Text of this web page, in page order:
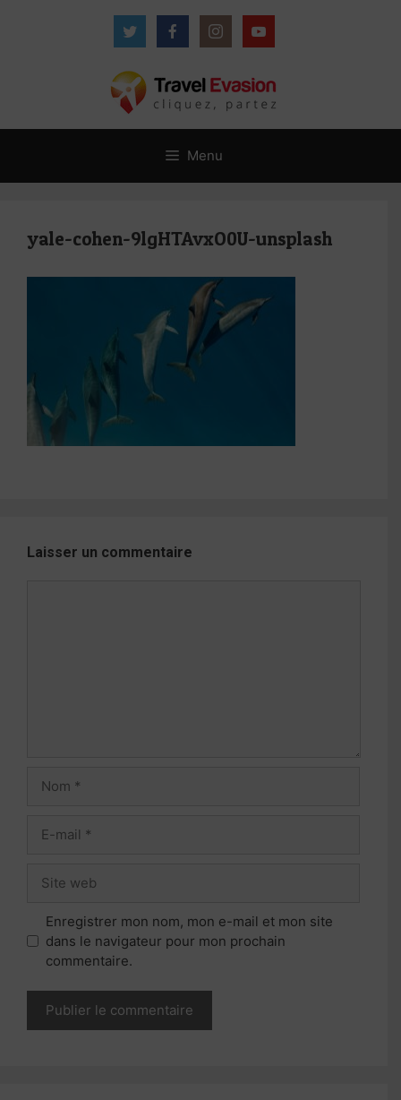
Menu
yale-cohen-9lgHTAvxO0U-unsplash
Laisser un commentaire
mail
web
Enregistrer mon nom, mon e-mail et mon site
dans le navigateur pour mon prochain
commentaire.